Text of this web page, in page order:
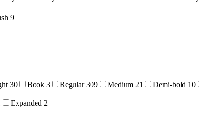
9
30 Book 3 Regular 309 Medium 21 Demi-bold 10
Expanded 2